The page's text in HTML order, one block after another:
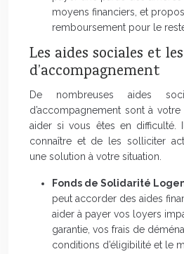
moyens financiers, et
remboursement pour le
Les aides sociales et
d’accompagnement
De nombreuses aides
d’accompagnement sont à
aider si vous êtes en difficulté.
connaître et de les solliciter
une solution à votre situation.
Fonds de Solidarité
peut accorder des aides
aider à payer vos loyers
garantie, vos frais de
conditions d’éligibilité et le